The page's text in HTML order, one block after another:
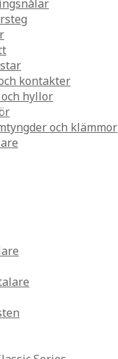
kontakter
hyllor
och klämmor